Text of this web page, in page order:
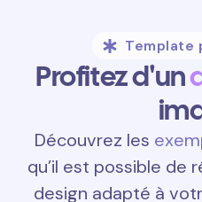
Template
Profitez d'un
Découvrez les
qu’il est possible de
design adapté à